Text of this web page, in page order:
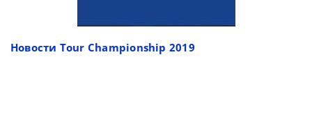
Новости Tour Championship 2019